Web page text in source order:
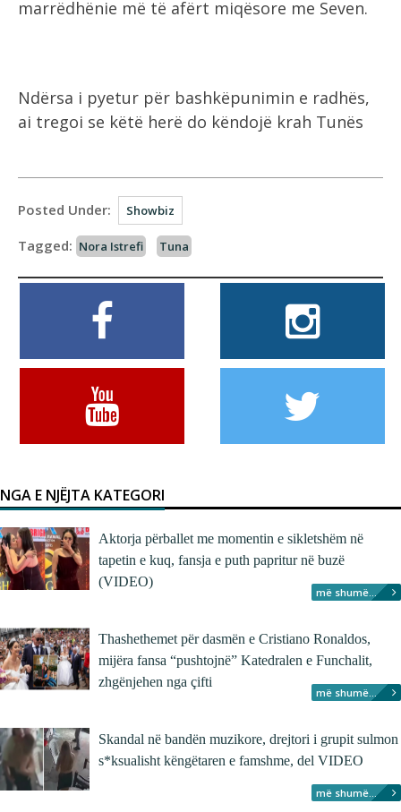
marrëdhënie më të afërt miqësore me Seven.
Ndërsa i pyetur për bashkëpunimin e radhës,
ai tregoi se këtë herë do këndojë krah Tunës
Posted Under: Showbiz
Tagged: Nora Istrefi Tuna
NGA E NJËJTA KATEGORI
Aktorja përballet me momentin e sikletshëm në
tapetin e kuq, fansja e puth papritur në buzë
(VIDEO)
më shumë...
Thashethemet për dasmën e Cristiano Ronaldos,
mijëra fansa “pushtojnë” Katedralen e Funchalit,
zhgënjehen nga çifti
më shumë...
Skandal në bandën muzikore, drejtori i grupit sulmon
s*ksualisht këngëtaren e famshme, del VIDEO
më shumë...